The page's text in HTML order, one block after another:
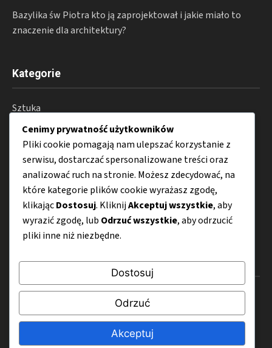
Bazylika św Piotra kto ją zaprojektował i jakie miało to
znaczenie dla architektury?
Kategorie
Sztuka
Kultura
Architektura
Fotografia
Moda
Porady
Menu
O nas
Kontakt
Mapa strony
Cenimy prywatność użytkowników
Pliki cookie pomagają nam ulepszać korzystanie z
serwisu, dostarczać spersonalizowane treści oraz
analizować ruch na stronie. Możesz zdecydować, na
które kategorie plików cookie wyrażasz zgodę,
klikającDostosuj. KliknijAkceptuj wszystkie, aby
wyrazić zgodę, lub Odrzuć wszystkie, aby odrzucić
pliki inne niż niezbędne.
Dostosuj
Odrzuć
Akceptuj